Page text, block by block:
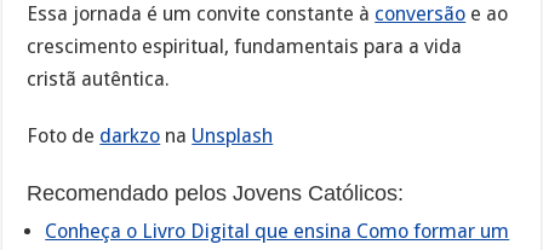
Essa jornada é um convite constante à conversão e ao
crescimento espiritual, fundamentais para a vida
cristã autêntica.
Foto de darkzo na Unsplash
Recomendado pelos Jovens Católicos:
Conheça o Livro Digital que ensina Como formar um